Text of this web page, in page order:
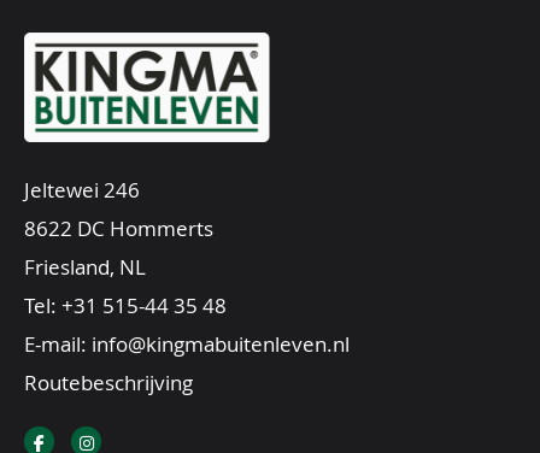
Jeltewei 246
8622 DC Hommerts
Friesland, NL
Tel: +31 515-44 35 48
E-mail: info@kingmabuitenleven.nl
Routebeschrijving